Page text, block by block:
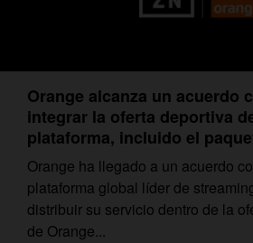
Orange alcanza un acuerdo
integrar la oferta deportiva
plataforma, incluido el
Orange ha llegado a un acuerdo
plataforma global líder de
distribuir su servicio dentro de la
de Orange...